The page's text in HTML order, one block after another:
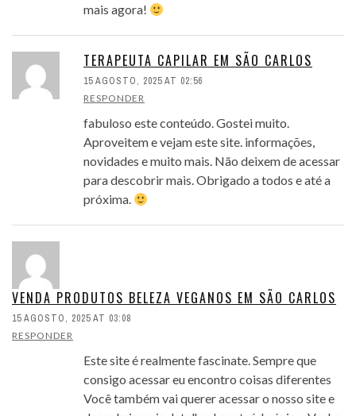
mais agora!
TERAPEUTA CAPILAR EM SÃO CARLOS
15 AGOSTO, 2025 AT 02:56
RESPONDER
fabuloso este conteúdo. Gostei muito.
Aproveitem e vejam este site. informações,
novidades e muito mais. Não deixem de acessar
para descobrir mais. Obrigado a todos e até a
próxima.
VENDA PRODUTOS BELEZA VEGANOS EM SÃO CARLOS
15 AGOSTO, 2025 AT 03:08
RESPONDER
Este site é realmente fascinate. Sempre que
consigo acessar eu encontro coisas diferentes
Você também vai querer acessar o nosso site e